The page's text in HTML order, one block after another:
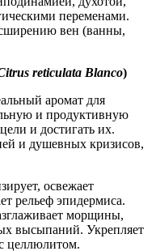
переменами.
вен (ванны,
reticulata Blanco)
аромат для
и продуктивную
и достигать их.
и душевных кризисов,
освежает
рельеф эпидермиса.
морщины,
высыпаний. Укрепляет
целлюлитом.